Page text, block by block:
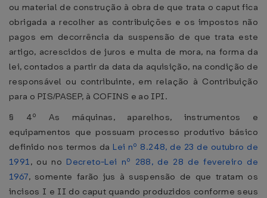
ou material de construção à obra de que trata o caput fica
obrigada a recolher as contribuições e os impostos não
pagos em decorrência da suspensão de que trata este
artigo, acrescidos de juros e multa de mora, na forma da
lei, contados a partir da data da aquisição, na condição de
responsável ou contribuinte, em relação à Contribuição
para o PIS/PASEP, à COFINS e ao IPI.
§ 4º As máquinas, aparelhos, instrumentos e
equipamentos que possuam processo produtivo básico
definido nos termos da Lei nº 8.248, de 23 de outubro de
1991, ou no Decreto-Lei nº 288, de 28 de fevereiro de
1967, somente farão jus à suspensão de que tratam os
incisos I e II do caput quando produzidos conforme seus